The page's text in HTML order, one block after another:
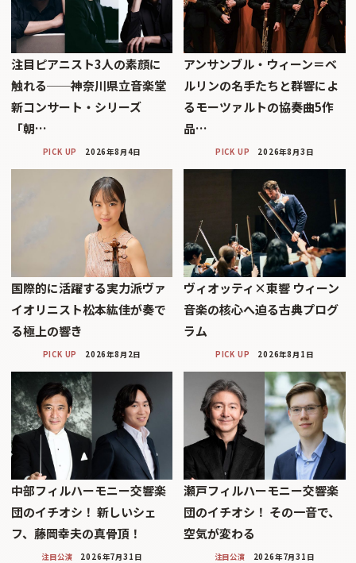
注目ピアニスト3人の素顔に
触れる──神奈川県立音楽堂
新コンサート・シリーズ
「朝…
PICK UP 2026年8月4日
アンサンブル・ウィーン＝ベ
ルリンの名手たちと群響によ
るモーツァルトの協奏曲5作
品…
PICK UP 2026年8月3日
国際的に活躍する実力派ヴァ
イオリニスト松本紘佳が奏で
る極上の響き
PICK UP 2026年8月2日
ヴィオッティ×東響 ウィーン
音楽の核心へ迫る古典プログ
ラム
PICK UP 2026年8月1日
中部フィルハーモニー交響楽
団のイチオシ！ 新しいシェ
フ、藤岡幸夫の真骨頂！
注目公演 2026年7月31日
瀬戸フィルハーモニー交響楽
団のイチオシ！ その一音で、
空気が変わる
注目公演 2026年7月31日